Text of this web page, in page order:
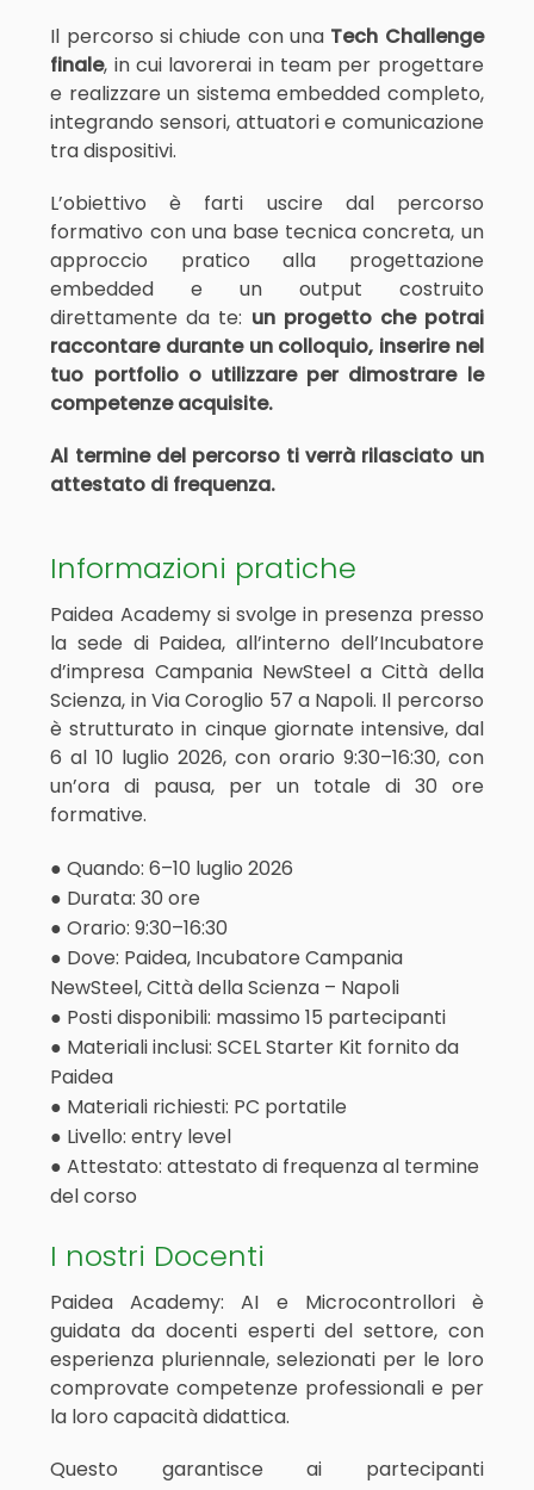
Il percorso si chiude con una Tech Challenge
finale, in cui lavorerai in team per progettare
e realizzare un sistema embedded completo,
integrando sensori, attuatori e comunicazione
tra dispositivi.
L’obiettivo è farti uscire dal percorso
formativo con una base tecnica concreta, un
approccio pratico alla progettazione
embedded e un output costruito
direttamente da te: un progetto che potrai
raccontare durante un colloquio, inserire nel
tuo portfolio o utilizzare per dimostrare le
competenze acquisite.
Al termine del percorso ti verrà rilasciato un
attestato di frequenza.
Informazioni pratiche
Paidea Academy si svolge in presenza presso
la sede di Paidea, all’interno dell’Incubatore
d’impresa Campania NewSteel a Città della
Scienza, in Via Coroglio 57 a Napoli. Il percorso
è strutturato in cinque giornate intensive, dal
6 al 10 luglio 2026, con orario 9:30–16:30, con
un’ora di pausa, per un totale di 30 ore
formative.
● Quando: 6–10 luglio 2026
● Durata: 30 ore
● Orario: 9:30–16:30
● Dove: Paidea, Incubatore Campania
NewSteel, Città della Scienza – Napoli
● Posti disponibili: massimo 15 partecipanti
● Materiali inclusi: SCEL Starter Kit fornito da
Paidea
● Materiali richiesti: PC portatile
● Livello: entry level
● Attestato: attestato di frequenza al termine
del corso
I nostri Docenti
Paidea Academy: AI e Microcontrollori è
guidata da docenti esperti del settore, con
esperienza pluriennale, selezionati per le loro
comprovate competenze professionali e per
la loro capacità didattica.
Questo garantisce ai partecipanti